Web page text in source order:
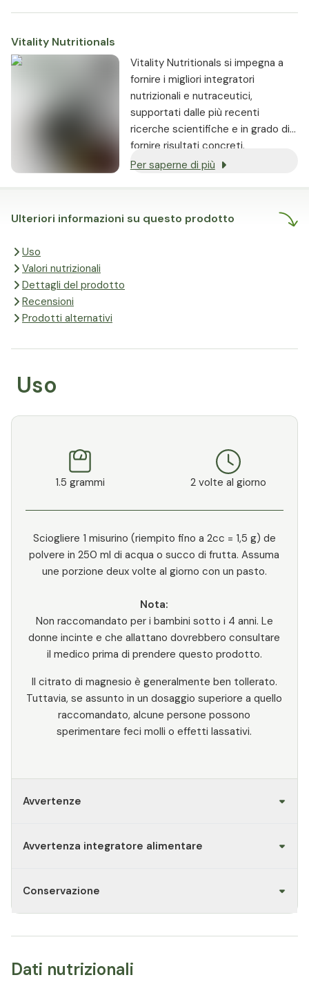
Ulteriori informazioni su questo prodotto
Uso
Valori nutrizionali
Dettagli del prodotto
Recensioni
Prodotti alternativi
Uso
1.5 grammi 2 volte al giorno
Sciogliere 1 misurino (riempito fino a 2cc = 1,5 g) de
polvere in 250 ml di acqua o succo di frutta. Assuma
une porzione deux volte al giorno con un pasto.
Nota:
⁠Non raccomandato per i bambini sotto i 4 anni. Le
donne incinte e che allattano dovrebbero consultare
il medico prima di prendere questo prodotto.
Il citrato di magnesio è generalmente ben tollerato.
Tuttavia, se assunto in un dosaggio superiore a quello
raccomandato, alcune persone possono
sperimentare feci molli o effetti lassativi.
Avvertenze
Avvertenza integratore alimentare
Conservazione
Dati nutrizionali
Vitality Nutritionals
Vitality Nutritionals si impegna a
fornire i migliori integratori
nutrizionali e nutraceutici,
supportati dalle più recenti
ricerche scientifiche e in grado di
fornire risultati concreti.
Per saperne di più